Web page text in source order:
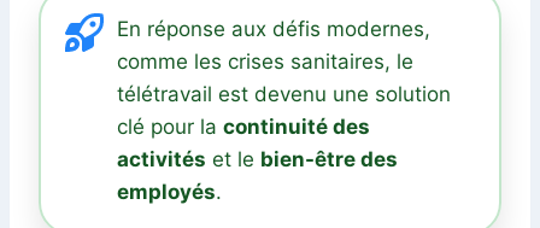
En réponse aux défis modernes,
comme les crises sanitaires, le
télétravail est devenu une solution
clé pour la continuité des
activités et le bien-être des
employés.